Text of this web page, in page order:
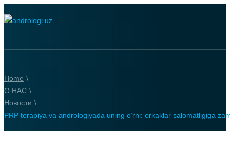
Home \
О НАС \
Новости \
PRP terapiya va andrologiyada uning o‘rni: erkaklar salomatligiga